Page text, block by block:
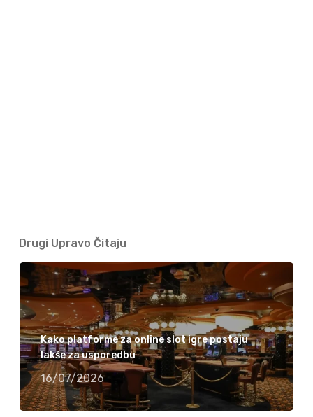
Drugi Upravo Čitaju
Kako platforme za online slot igre postaju
lakše za usporedbu
16/07/2026